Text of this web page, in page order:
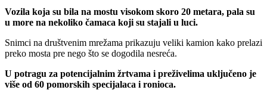
Vozila koja su bila na mostu visokom skoro 20 metara, pala su
u more na nekoliko čamaca koji su stajali u luci.
Snimci na društvenim mrežama prikazuju veliki kamion kako prelazi
preko mosta pre nego što se dogodila nesreća.
U potragu za potencijalnim žrtvama i preživelima uključeno je
više od 60 pomorskih specijalaca i ronioca.